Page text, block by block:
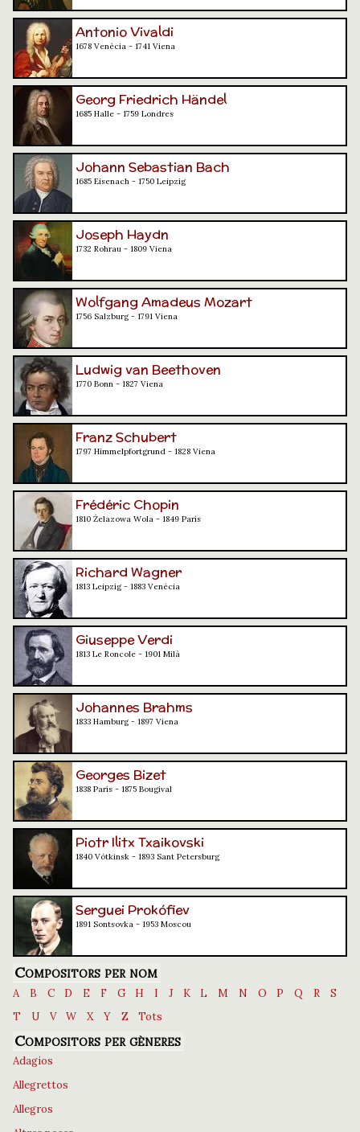
Antonio Vivaldi
1678 Venècia - 1741 Viena
Georg Friedrich Händel
1685 Halle - 1759 Londres
Johann Sebastian Bach
1685 Eisenach - 1750 Leipzig
Joseph Haydn
1732 Rohrau - 1809 Viena
Wolfgang Amadeus Mozart
1756 Salzburg - 1791 Viena
Ludwig van Beethoven
1770 Bonn - 1827 Viena
Franz Schubert
1797 Himmelpfortgrund - 1828 Viena
Frédéric Chopin
1810 Żelazowa Wola - 1849 París
Richard Wagner
1813 Leipzig - 1883 Venècia
Giuseppe Verdi
1813 Le Roncole - 1901 Milà
Johannes Brahms
1833 Hamburg - 1897 Viena
Georges Bizet
1838 París - 1875 Bougival
Piotr Ilitx Txaikovski
1840 Vótkinsk - 1893 Sant Petersburg
Serguei Prokófiev
1891 Sontsovka - 1953 Moscou
Compositors per nom
A B C D E F G H I J K L M N O P Q R
S
T
U V W X Y Z Tots
Compositors per gèneres
Adagios
Allegrettos
Allegros